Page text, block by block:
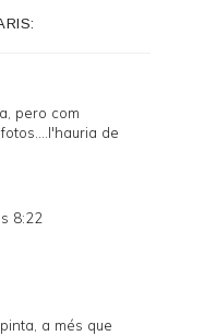
pero com
de
8:22
a més que